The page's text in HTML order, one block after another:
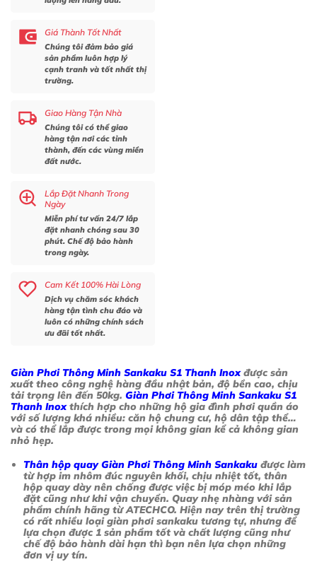
Giàn Phơi Thông Minh Sankaku S1 Thanh Inox được sản
xuất theo công nghệ hàng đầu nhật bản, độ bền cao, chịu
tải trọng lên đến 50kg. Giàn Phơi Thông Minh Sankaku S1
Thanh Inoxthích hợp cho những hộ gia đình phơi quần áo
với số lượng khá nhiều: căn hộ chung cư, hộ dân tập thể…
và có thể lắp được trong mọi không gian kể cả không gian
nhỏ hẹp.
Thân hộp quay Giàn Phơi Thông Minh Sankaku được làm
từ hợp im nhôm đúc nguyên khối, chịu nhiệt tốt, thân
hộp quay dày nên chống được việc bị móp méo khi lắp
đặt cũng như khi vận chuyển. Quay nhẹ nhàng với sản
phẩm chính hãng từ ATECHCO. Hiện nay trên thị trường
có rất nhiều loại giàn phơi sankaku tương tự, nhưng để
lựa chọn được 1 sản phẩm tốt và chất lượng cũng như
chế độ bảo hành dài hạn thì bạn nên lựa chọn những
đơn vị uy tín.
Giá Thành Tốt Nhất
Chúng tôi đảm bảo giá
sản phẩm luôn hợp lý
cạnh tranh và tốt nhất thị
trường.
Giao Hàng Tận Nhà
Chúng tôi có thể giao
hàng tận nơi các tỉnh
thành, đến các vùng miền
đất nước.
Lắp Đặt Nhanh Trong
Ngày
Miễn phí tư vấn 24/7 lắp
đặt nhanh chóng sau 30
phút. Chế độ bảo hành
trong ngày.
Cam Kết 100% Hài Lòng
Dịch vụ chăm sóc khách
hàng tận tình chu đáo và
luôn có những chính sách
ưu đãi tốt nhất.